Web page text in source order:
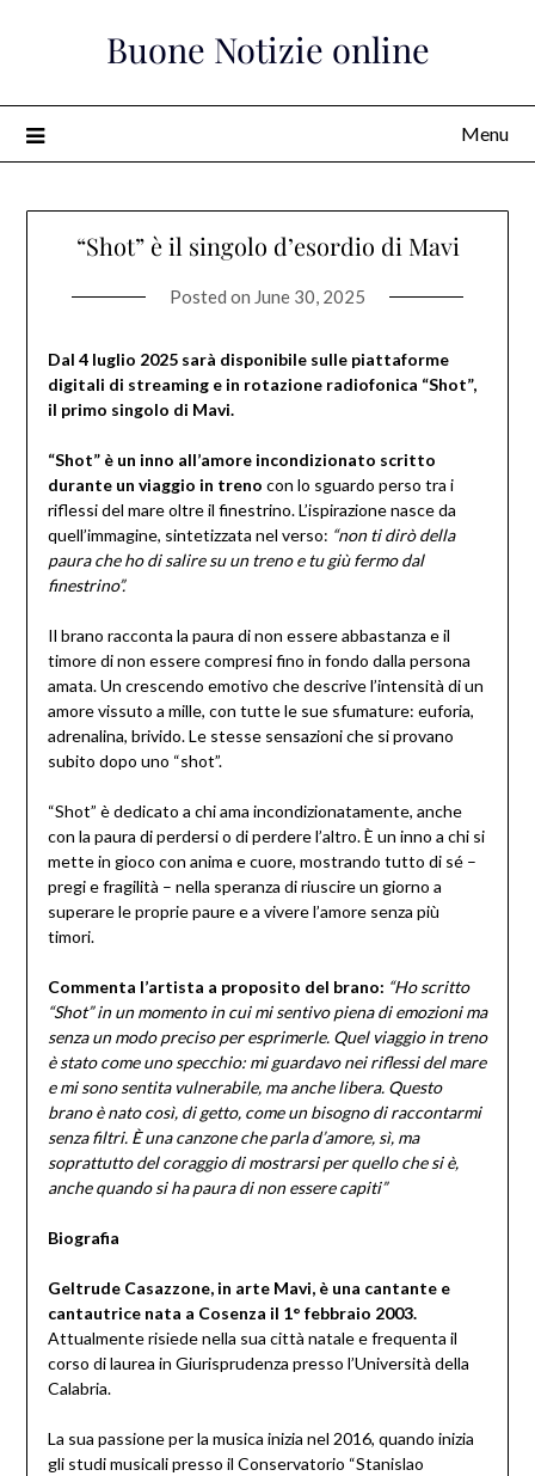
Buone Notizie online
Menu
“Shot” è il singolo d’esordio di Mavi
Posted on June 30, 2025
Dal 4 luglio 2025 sarà disponibile sulle piattaforme
digitali di streaming e in rotazione radiofonica “Shot”,
il primo singolo di Mavi.
“Shot” è un inno all’amore incondizionato scritto
durante un viaggio in treno con lo sguardo perso tra i
riflessi del mare oltre il finestrino. L’ispirazione nasce da
quell’immagine, sintetizzata nel verso: “non ti dirò della
paura che ho di salire su un treno e tu giù fermo dal
finestrino”.
Il brano racconta la paura di non essere abbastanza e il
timore di non essere compresi fino in fondo dalla persona
amata. Un crescendo emotivo che descrive l’intensità di un
amore vissuto a mille, con tutte le sue sfumature: euforia,
adrenalina, brivido. Le stesse sensazioni che si provano
subito dopo uno “shot”.
“Shot” è dedicato a chi ama incondizionatamente, anche
con la paura di perdersi o di perdere l’altro. È un inno a chi si
mette in gioco con anima e cuore, mostrando tutto di sé –
pregi e fragilità – nella speranza di riuscire un giorno a
superare le proprie paure e a vivere l’amore senza più
timori.
Commenta l’artista a proposito del brano: “Ho scritto
“Shot” in un momento in cui mi sentivo piena di emozioni ma
senza un modo preciso per esprimerle. Quel viaggio in treno
è stato come uno specchio: mi guardavo nei riflessi del mare
e mi sono sentita vulnerabile, ma anche libera. Questo
brano è nato così, di getto, come un bisogno di raccontarmi
senza filtri. È una canzone che parla d’amore, sì, ma
soprattutto del coraggio di mostrarsi per quello che si è,
anche quando si ha paura di non essere capiti”
Biografia
Geltrude Casazzone, in arte Mavi, è una cantante e
cantautrice nata a Cosenza il 1° febbraio 2003.
Attualmente risiede nella sua città natale e frequenta il
corso di laurea in Giurisprudenza presso l’Università della
Calabria.
La sua passione per la musica inizia nel 2016, quando inizia
gli studi musicali presso il Conservatorio “Stanislao